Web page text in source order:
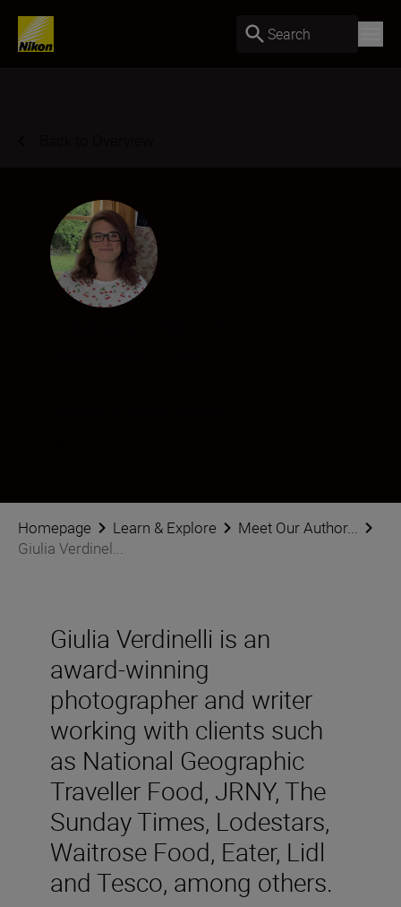
Search
Homepage Learn & Explore
Meet Our Author...
Giulia Verdinel...
Giulia Verdinelli is an
award-winning
photographer and writer
working with clients such
as National Geographic
Traveller Food, JRNY, The
Sunday Times, Lodestars,
Waitrose Food, Eater, Lidl
and Tesco, among others.